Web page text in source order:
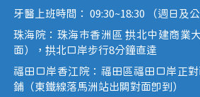
牙醫上班時間： 09:30~18:30 （週日及
珠海院：珠海市香洲區 拱北中建商業
面），拱北口岸步行8分鐘直達
福田口岸香江院：福田區福田口岸正
鋪（東鐵線落馬洲站出關對面即到）